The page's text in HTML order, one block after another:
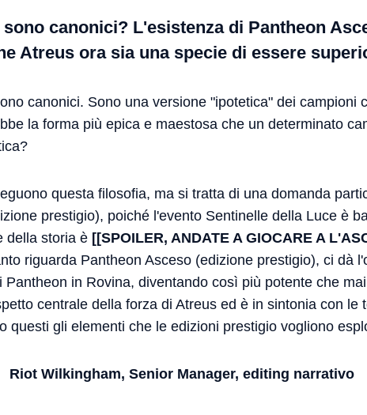
canonici? L'esistenza di Pantheon
Atreus ora sia una specie di essere
canonici. Sono una versione "ipotetica" dei campioni
la forma più epica e maestosa che un determinato
questa filosofia, ma si tratta di una domanda
prestigio), poiché l'evento Sentinelle della Luce è
della storia è [[SPOILER, ANDATE A GIOCARE A
riguarda Pantheon Asceso (edizione prestigio), ci dà
Pantheon in Rovina, diventando così più potente che
centrale della forza di Atreus ed è in sintonia con le
questi gli elementi che le edizioni prestigio vogliono
Riot Wilkingham, Senior Manager, editing narrativo